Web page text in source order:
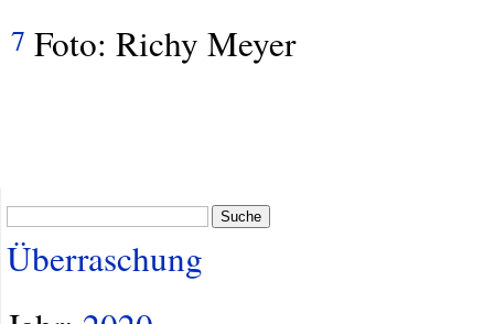
7 Foto: Richy Meyer
Suche
Überraschung